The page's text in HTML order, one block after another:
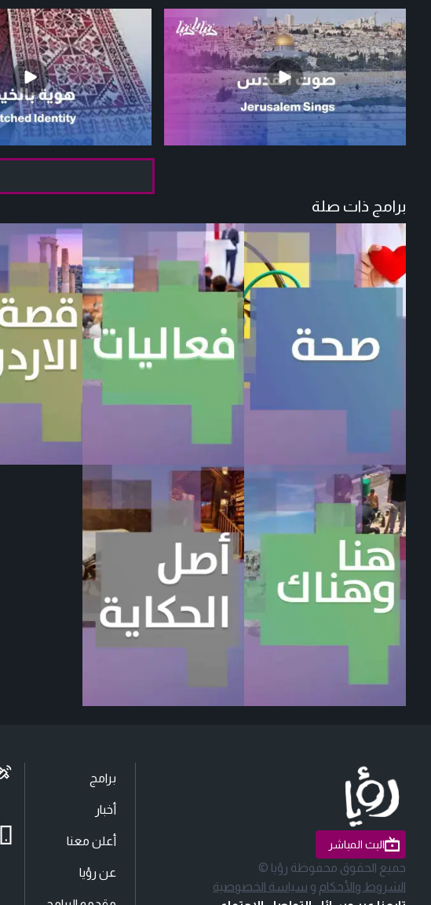
برامج ذات صلة
البث المباشر
جميع الحقوق محفوظة رؤيا ©
الشروط والأحكام و سياسة الخصوصية
برامج
أخبار
أعلن معنا
عن رؤيا